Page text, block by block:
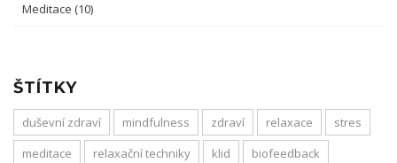
Meditace (10)
ŠTÍTKY
duševní zdraví mindfulness zdraví relaxace
stres
meditace
relaxační techniky klid
biofeedback